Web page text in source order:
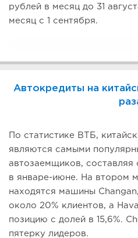
рублей в месяц до 31
месяц с 1 сентября.
Автокредиты на
По статистике ВТБ,
являются самыми
автозаемщиков, составляя
в январе-июне. На втором
находятся машины
около 20% клиентов, а
позицию с долей в 15,6%.
пятерку лидеров.